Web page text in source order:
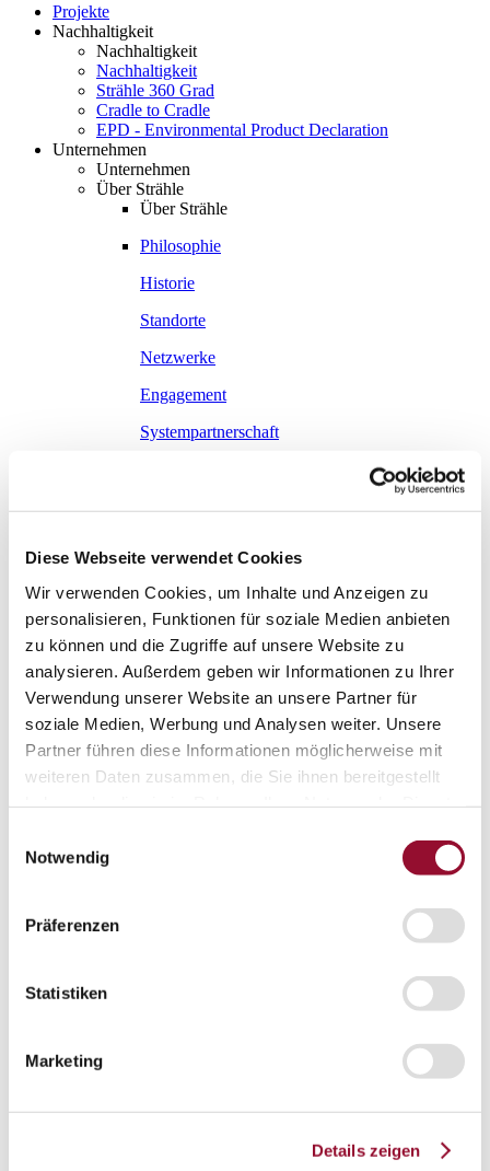
Diese Webseite verwendet Cookies
Wir verwenden Cookies, um Inhalte und Anzeigen zu
personalisieren, Funktionen für soziale Medien anbieten
zu können und die Zugriffe auf unsere Website zu
analysieren. Außerdem geben wir Informationen zu Ihrer
Verwendung unserer Website an unsere Partner für
soziale Medien, Werbung und Analysen weiter. Unsere
Partner führen diese Informationen möglicherweise mit
weiteren Daten zusammen, die Sie ihnen bereitgestellt
Notwendig
Präferenzen
Statistiken
Marketing
Details zeigen
Projekte
Nachhaltigkeit
Nachhaltigkeit
Nachhaltigkeit
Strähle 360 Grad
Cradle to Cradle
EPD - Environmental Product Declaration
Unternehmen
Unternehmen
Über Strähle
Über Strähle
Philosophie
Historie
Standorte
Netzwerke
Engagement
Systempartnerschaft
Borkheide
Wien
London
Karriere
Aktuelles
Service
Service
Planungstool Architekten
Planungstool Architekten
Planungstool Architekten
Downloads